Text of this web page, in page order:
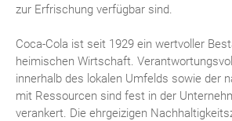
zur Erfrischung verfügbar sind.
Coca-Cola ist seit 1929 ein wertvoller
heimischen Wirtschaft.
innerhalb des lokalen Umfelds sowie der
mit Ressourcen sind fest in der
verankert. Die ehrgeizigen